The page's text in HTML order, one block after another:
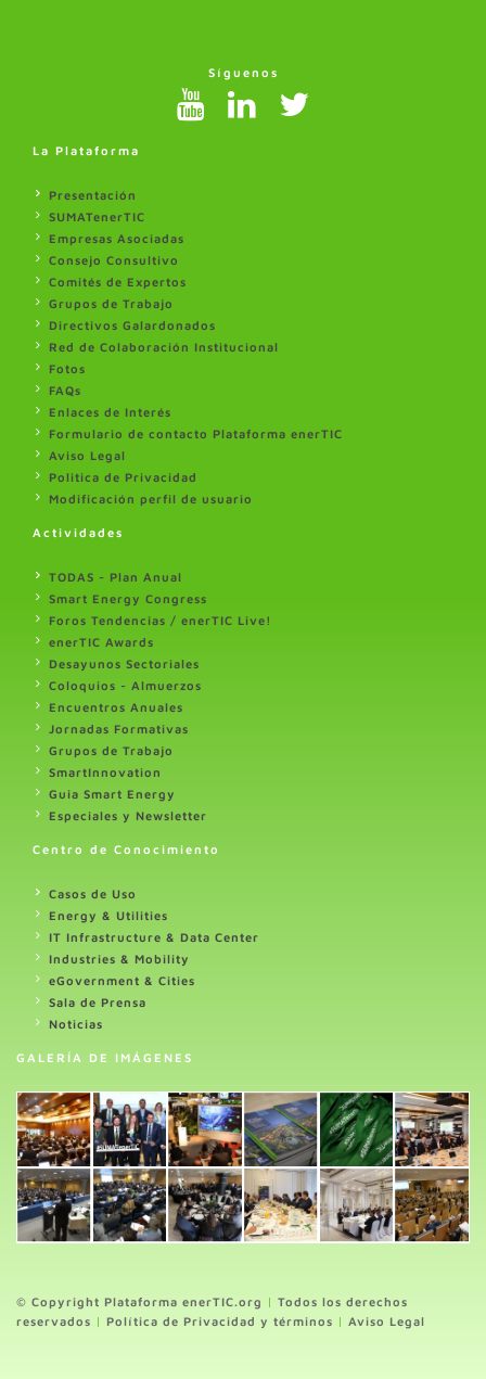
Síguenos
La Plataforma
Presentación
SUMATenerTIC
Empresas Asociadas
Consejo Consultivo
Comités de Expertos
Grupos de Trabajo
Directivos Galardonados
Red de Colaboración Institucional
Fotos
FAQs
Enlaces de Interés
Formulario de contacto Plataforma enerTIC
Aviso Legal
Politica de Privacidad
Modificación perfil de usuario
Actividades
TODAS - Plan Anual
Smart Energy Congress
Foros Tendencias / enerTIC Live!
enerTIC Awards
Desayunos Sectoriales
Coloquios - Almuerzos
Encuentros Anuales
Jornadas Formativas
Grupos de Trabajo
SmartInnovation
Guia Smart Energy
Especiales y Newsletter
Centro de Conocimiento
Casos de Uso
Energy & Utilities
IT Infrastructure & Data Center
Industries & Mobility
eGovernment & Cities
Sala de Prensa
Noticias
GALERÍA DE IMÁGENES
© Copyright Plataforma enerTIC.org | Todos los derechos
reservados | Política de Privacidad y términos | Aviso Legal